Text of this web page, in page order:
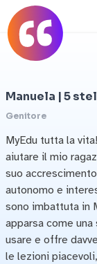
Manuela | 5
Genitore
MyEdu tutta la
aiutare il mio
suo
autonomo e
sono imbattuta in
apparsa come
usare e offre
le lezioni